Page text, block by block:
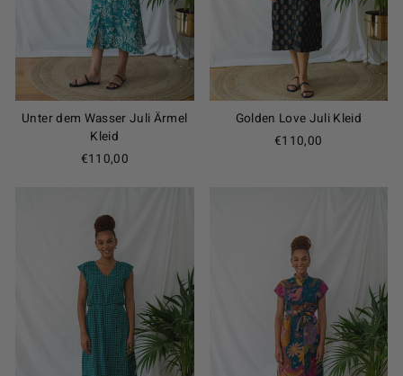
Unter dem Wasser Juli Ärmel
Kleid
€110,00
Golden Love Juli Kleid
€110,00